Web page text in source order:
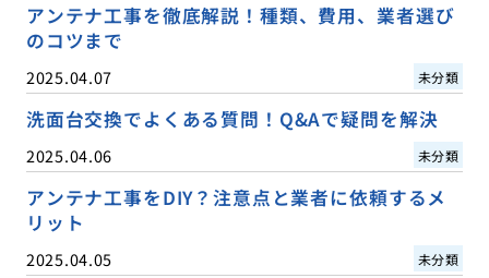
アンテナ工事を徹底解説！種類、費用、業者選び
のコツまで
2025.04.07 未分類
洗面台交換でよくある質問！Q&Aで疑問を解決
2025.04.06 未分類
アンテナ工事をDIY？注意点と業者に依頼するメ
リット
2025.04.05 未分類